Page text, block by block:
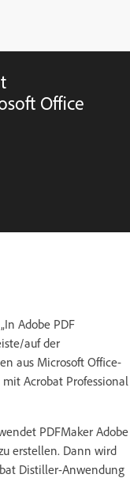
Office
Adobe PDF
auf der
aus Microsoft Office-
Acrobat Professional
PDFMaker Adobe
erstellen. Dann wird
Distiller-Anwendung